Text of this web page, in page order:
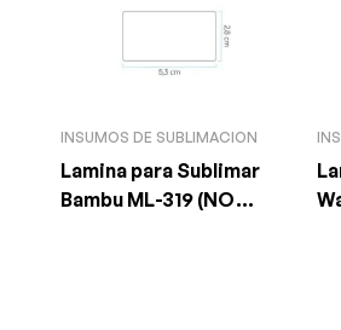
INSUMOS DE SUBLIMACION
Lamina para Sublimar
Bambu ML-319 (NO